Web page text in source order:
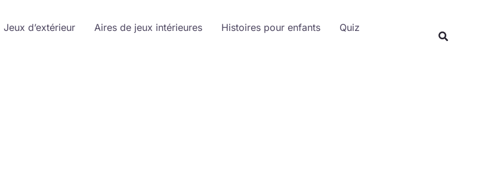
Jeux d’extérieur Aires de jeux intérieures Histoires pour enfants
Quiz